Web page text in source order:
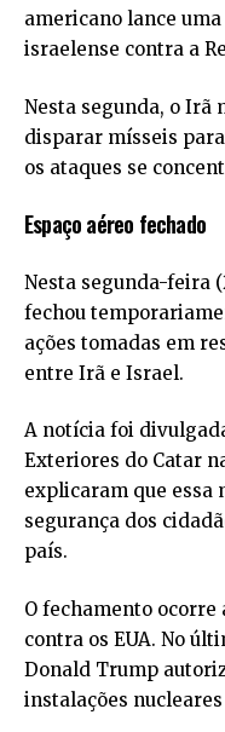
americano lance
israelense contra a
Nesta segunda, o Irã
disparar mísseis
os ataques se
Espaço aéreo fechado
Nesta segunda-feira
fechou
ações tomadas em
entre Irã e Israel.
A notícia foi
Exteriores do Catar
explicaram que essa
segurança dos
país.
O fechamento
contra os EUA. No
Donald Trump
instalações